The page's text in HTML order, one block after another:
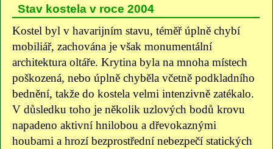
Stav kostela v roce 2004
Kostel byl v havarijním stavu, téměř úplně chybí
mobiliář, zachována je však monumentální
architektura oltáře. Krytina byla na mnoha místech
poškozená, nebo úplně chyběla včetně podkladního
bednění, takže do kostela velmi intenzivně zatékalo.
V důsledku toho je několik uzlových bodů krovu
napadeno aktivní hnilobou a dřevokaznými
houbami a hrozí bezprostřední nebezpečí statických